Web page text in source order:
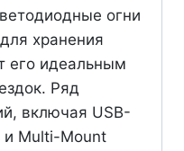
огни
хранения
его идеальным
Ряд
включая USB-
и Multi-Mount